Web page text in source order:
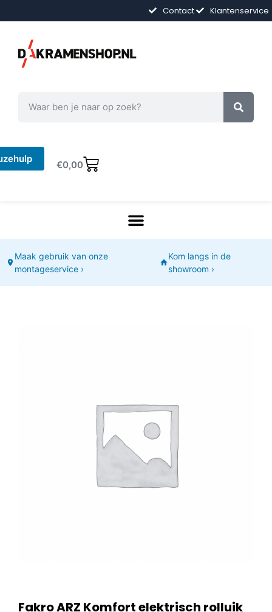
Contact Klantenservice
€0,00
Maak gebruik van onze
montageservice ›
Kom langs in de
showroom ›
Fakro ARZ Komfort elektrisch rolluik